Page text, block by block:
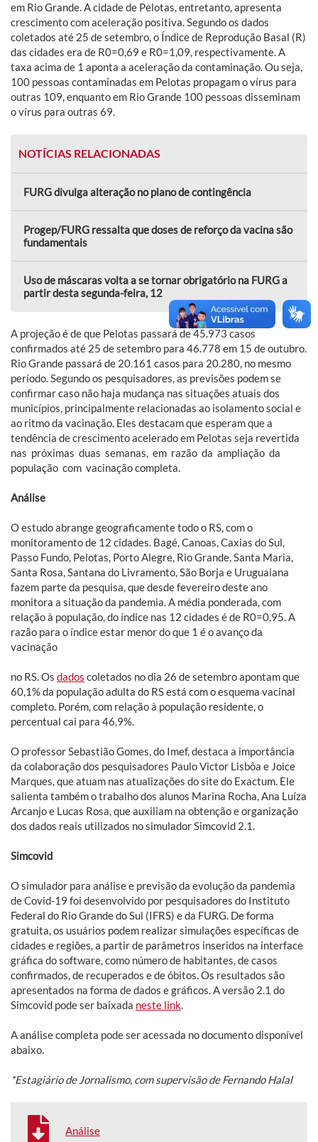
em Rio Grande. A cidade de Pelotas, entretanto, apresenta
crescimento com aceleração positiva. Segundo os dados
coletados até 25 de setembro, o Índice de Reprodução Basal (R)
das cidades era de R0=0,69 e R0=1,09, respectivamente. A
taxa acima de 1 aponta a aceleração da contaminação. Ou seja,
100 pessoas contaminadas em Pelotas propagam o vírus para
outras 109, enquanto em Rio Grande 100 pessoas disseminam
o vírus para outras 69.
NOTÍCIAS RELACIONADAS
FURG divulga alteração no plano de contingência
Progep/FURG ressalta que doses de reforço da vacina são
fundamentais
Uso de máscaras volta a se tornar obrigatório na FURG a
partir desta segunda-feira, 12
A projeção é de que Pelotas passará de 45.973 casos
confirmados até 25 de setembro para 46.778 em 15 de outubro.
Rio Grande passará de 20.161 casos para 20.280, no mesmo
período. Segundo os pesquisadores, as previsões podem se
confirmar caso não haja mudança nas situações atuais dos
municípios, principalmente relacionadas ao isolamento social e
ao ritmo da vacinação. Eles destacam que esperam que a
tendência de crescimento acelerado em Pelotas seja revertida
nas próximas duas semanas, em razão da ampliação da
população com vacinação completa.
Análise
O estudo abrange geograficamente todo o RS, com o
monitoramento de 12 cidades. Bagé, Canoas, Caxias do Sul,
Passo Fundo, Pelotas, Porto Alegre, Rio Grande, Santa Maria,
Santa Rosa, Santana do Livramento, São Borja e Uruguaiana
fazem parte da pesquisa, que desde fevereiro deste ano
monitora a situação da pandemia. A média ponderada, com
relação à população, do índice nas 12 cidades é de R0=0,95. A
razão para o índice estar menor do que 1 é o avanço da
vacinação
no RS. Os dados coletados no dia 26 de setembro apontam que
60,1% da população adulta do RS está com o esquema vacinal
completo. Porém, com relação à população residente, o
percentual cai para 46,9%.
O professor Sebastião Gomes, do Imef, destaca a importância
da colaboração dos pesquisadores Paulo Victor Lisbôa e Joice
Marques, que atuam nas atualizações do site do Exactum. Ele
salienta também o trabalho dos alunos Marina Rocha, Ana Luíza
Arcanjo e Lucas Rosa, que auxiliam na obtenção e organização
dos dados reais utilizados no simulador Simcovid 2.1.
Simcovid
O simulador para análise e previsão da evolução da pandemia
de Covid-19 foi desenvolvido por pesquisadores do Instituto
Federal do Rio Grande do Sul (IFRS) e da FURG. De forma
gratuita, os usuários podem realizar simulações específicas de
cidades e regiões, a partir de parâmetros inseridos na interface
gráfica do software, como número de habitantes, de casos
confirmados, de recuperados e de óbitos. Os resultados são
apresentados na forma de dados e gráficos. A versão 2.1 do
Simcovid pode ser baixada neste link.
A análise completa pode ser acessada no documento disponível
abaixo.
*Estagiário de Jornalismo, com supervisão de Fernando Halal
Análise